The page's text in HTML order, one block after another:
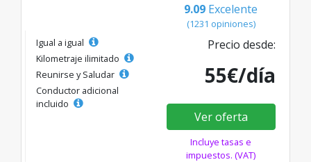
9.09 Excelente
(1231 opiniones)
Igual a igual
Kilometraje ilimitado
Reunirse y Saludar
Conductor adicional
incluido
Precio desde:
55€/día
Ver oferta
Incluye tasas e
impuestos. (VAT)